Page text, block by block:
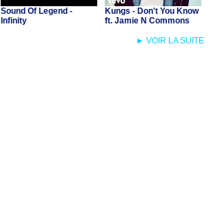
Sound Of Legend -
Infinity
Kungs - Don't You Know
ft. Jamie N Commons
► VOIR LA SUITE